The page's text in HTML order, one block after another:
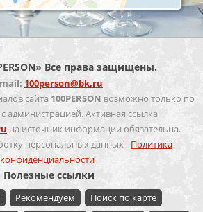
Все права защищены.
100person@bk.ru
сайта 100PERSON возможно только по
администрацией. Активная ссылка
на источник информации обязательна.
персональных данных - Политика
конфиденциальности
Полезные ссылки
Рекомендуем
Поиск по карте